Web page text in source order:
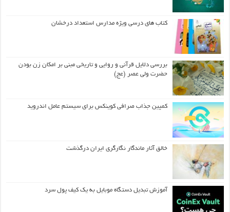
کتاب های درسی ویژه مدارس استعداد درخشان
بررسی دلایل قرآنی و روایی و تاریخی مبنی بر امکان زن بودن
حضرت ولی عصر (عج)
کمپین جذاب صرافی کوینکس برای سیستم عامل اندروید
خالق آثار ماندگار نگارگری ایران درگذشت
آموزش تبدیل دستگاه موبایل به یک کیف‌ پول سرد